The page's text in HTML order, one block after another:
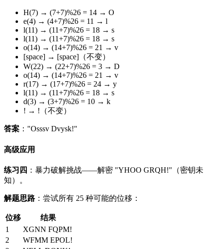
H(7) → (7+7)%26 = 14 → O
e(4) → (4+7)%26 = 11 → l
l(11) → (11+7)%26 = 18 → s
l(11) → (11+7)%26 = 18 → s
o(14) → (14+7)%26 = 21 → v
[space] → [space]（不变）
W(22) → (22+7)%26 = 3 → D
o(14) → (14+7)%26 = 21 → v
r(17) → (17+7)%26 = 24 → y
l(11) → (11+7)%26 = 18 → s
d(3) → (3+7)%26 = 10 → k
! → !（不变）
答案 ："Osssv Dvysk!"
高级应用
练习四 ：暴力破解挑战——解密 "YHOO GRQH!"（密钥未
知）。
解题思路 ：尝试所有 25 种可能的位移：
位移
结果
1
XGNN FQPM!
2
WFMM EPOL!